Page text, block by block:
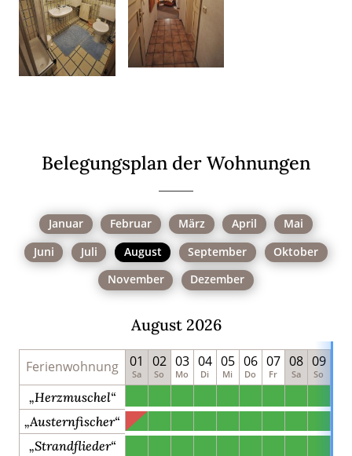
Belegungsplan der Wohnungen
Januar Februar März April
Mai
Juni
Juli August September
Oktober
November
Dezember
August 2026
Ferienwohnung 01
Sa
02
So
03
Mo
04
Di
05
Mi
06
Do
07
Fr
08
Sa
09
So
„Herzmuschel“
„Austernfischer“
„Strandflieder“